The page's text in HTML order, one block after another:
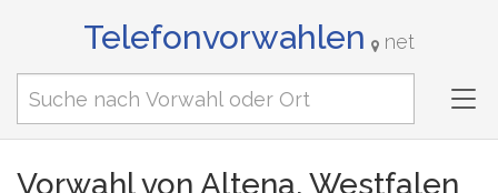
Telefonvorwahlen net
Vorwahl von Altena, Westfalen